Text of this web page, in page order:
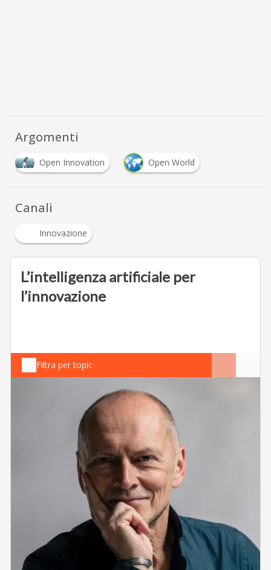
Argomenti
Open Innovation Open World
Canali
Innovazione
L’intelligenza artificiale per
l’innovazione
Filtra per topic